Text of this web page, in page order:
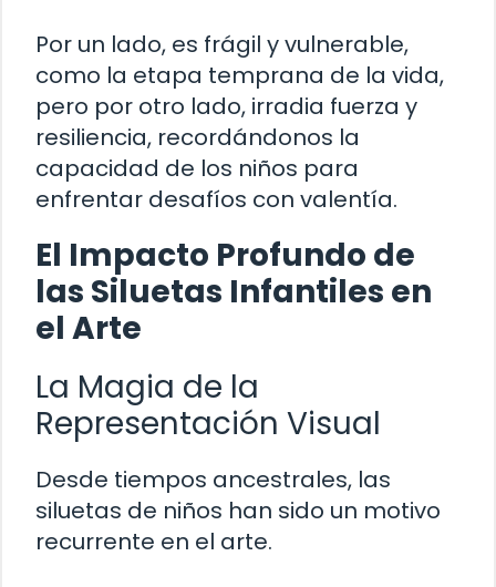
Por un lado, es frágil y vulnerable,
como la etapa temprana de la vida,
pero por otro lado, irradia fuerza y
resiliencia, recordándonos la
capacidad de los niños para
enfrentar desafíos con valentía.
El Impacto Profundo de
las Siluetas Infantiles en
el Arte
La Magia de la
Representación Visual
Desde tiempos ancestrales, las
siluetas de niños han sido un motivo
recurrente en el arte.